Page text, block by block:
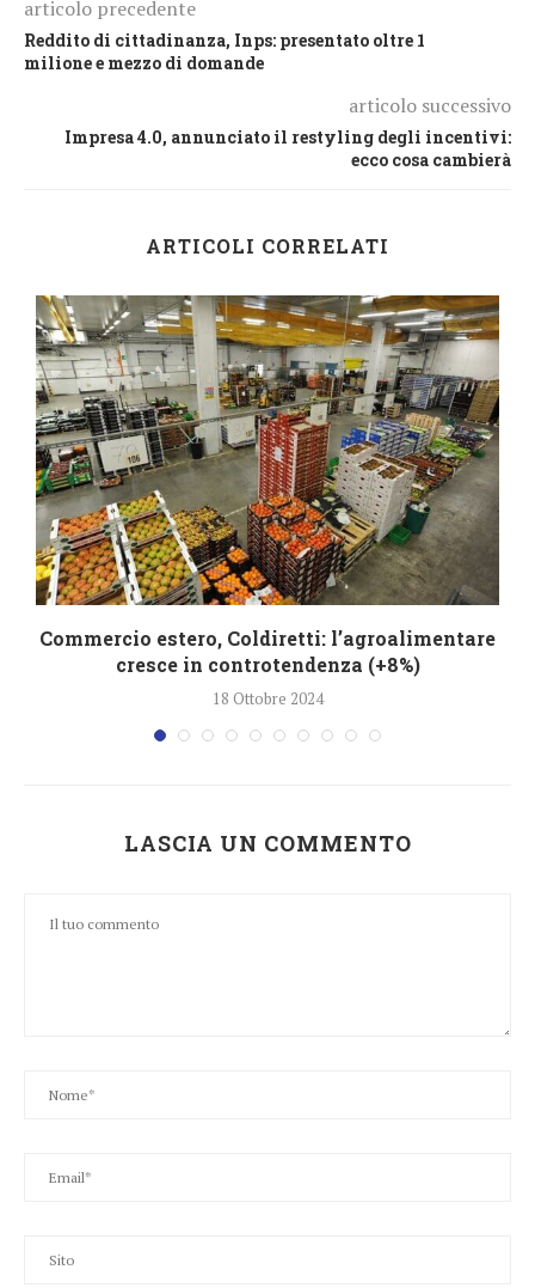
articolo precedente
Reddito di cittadinanza, Inps: presentato oltre 1
milione e mezzo di domande
articolo successivo
Impresa 4.0, annunciato il restyling degli incentivi:
ecco cosa cambierà
ARTICOLI CORRELATI
Commercio estero, Coldiretti: l’agroalimentare
cresce in controtendenza (+8%)
18 Ottobre 2024
LASCIA UN COMMENTO